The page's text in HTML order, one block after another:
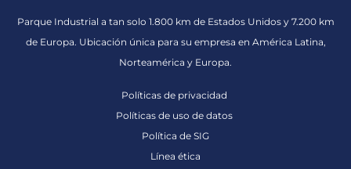
Parque Industrial a tan solo 1.800 km de Estados Unidos y 7.200 km
de Europa. Ubicación única para su empresa en América Latina,
Norteamérica y Europa.
Políticas de privacidad
Políticas de uso de datos
Política de SIG
Línea ética